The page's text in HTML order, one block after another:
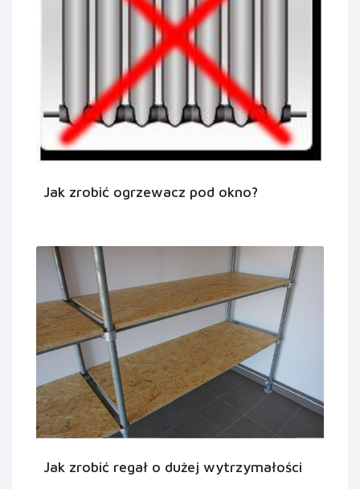
Jak zrobić ogrzewacz pod okno?
Jak zrobić regał o dużej wytrzymałości